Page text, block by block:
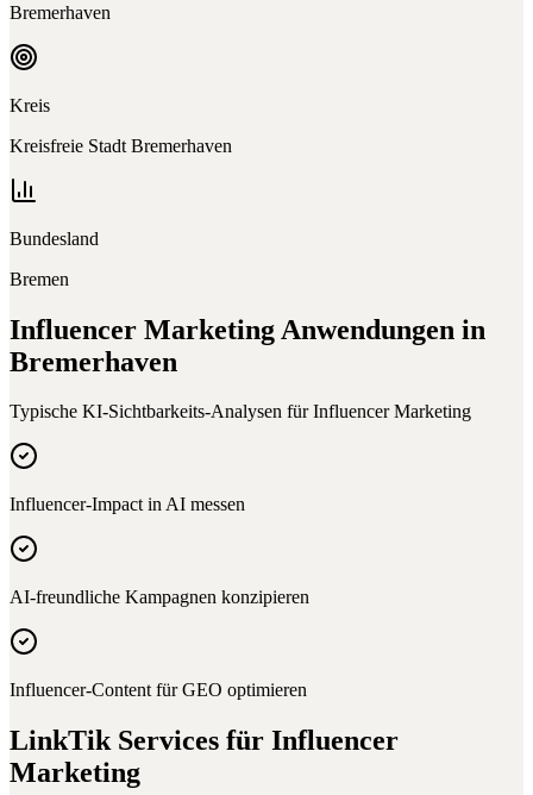
Bremerhaven
Kreis
Kreisfreie Stadt Bremerhaven
Bundesland
Bremen
Influencer Marketing Anwendungen in
Bremerhaven
Typische KI-Sichtbarkeits-Analysen fürInfluencer Marketing
Influencer-Impact in AI messen
AI-freundliche Kampagnen konzipieren
Influencer-Content für GEO optimieren
LinkTik Services für Influencer
Marketing